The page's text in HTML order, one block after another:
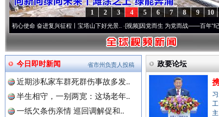
10
9
8
7
6
5
4
3
2
1
奋进复兴征程丨宝塔山下好光景..·[视频]因党而生 为党而战——百年“纪”事⑧加强纪
今日即时新闻
近期涉私家车群死群伤事故多发..
半生相守，一别两宽：这场老年..
一纸欠条伤亲情 巡回调解促和..
省市州负责人投稿 政要论坛